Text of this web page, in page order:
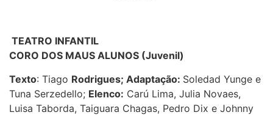
TEATRO INFANTIL
CORO DOS MAUS ALUNOS (Juvenil)
Texto: Tiago Rodrigues; Adaptação: Soledad Yunge e
Tuna Serzedello; Elenco: Carú Lima, Julia Novaes,
Luisa Taborda, Taiguara Chagas, Pedro Dix e Johnny